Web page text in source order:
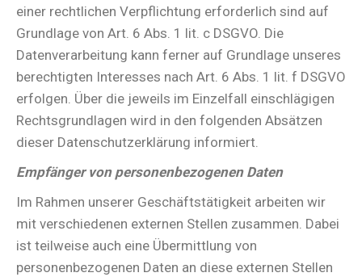
einer rechtlichen Verpflichtung erforderlich sind auf
Grundlage von Art. 6 Abs. 1 lit. c DSGVO. Die
Datenverarbeitung kann ferner auf Grundlage unseres
berechtigten Interesses nach Art. 6 Abs. 1 lit. f DSGVO
erfolgen. Über die jeweils im Einzelfall einschlägigen
Rechtsgrundlagen wird in den folgenden Absätzen
dieser Datenschutzerklärung informiert.
Empfänger von personenbezogenen Daten
Im Rahmen unserer Geschäftstätigkeit arbeiten wir
mit verschiedenen externen Stellen zusammen. Dabei
ist teilweise auch eine Übermittlung von
personenbezogenen Daten an diese externen Stellen